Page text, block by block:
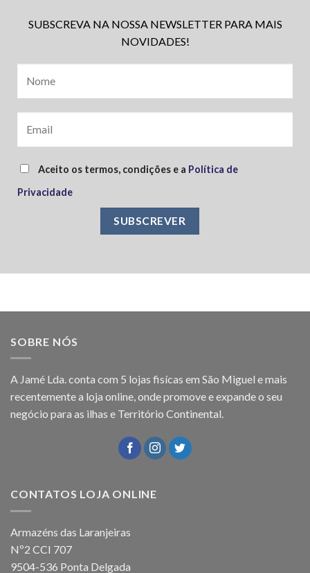
SUBSCREVA NA NOSSA NEWSLETTER PARA MAIS
NOVIDADES!
Aceito os termos, condições e a Política de
Privacidade
SOBRE NÓS
A Jamé Lda. conta com 5 lojas fisícas em São Miguel e mais
recentemente a loja online, onde promove e expande o seu
negócio para as ilhas e Território Continental.
CONTATOS LOJA ONLINE
Armazéns das Laranjeiras
Nº2 CCI 707
9504-536 Ponta Delgada